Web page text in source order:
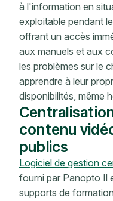
à l'information en
exploitable pendant
offrant un accès
aux manuels et aux
les problèmes sur le
apprendre à leur
disponibilités, même
contenu
publics
Logiciel de gestion
fourni par Panopto Il
supports de